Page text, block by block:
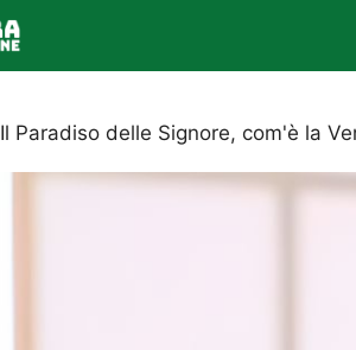
Il Paradiso delle Signore, com'è la